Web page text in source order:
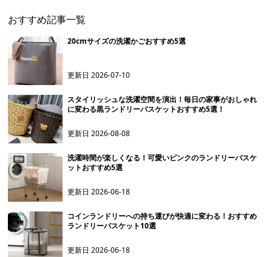
おすすめ記事一覧
20cmサイズの洗濯かごおすすめ5選
更新日2026-07-10
スタイリッシュな洗濯空間を演出！毎日の家事がおしゃれ
に変わる黒ランドリーバスケットおすすめ5選！
更新日2026-08-08
洗濯時間が楽しくなる！可愛いピンクのランドリーバスケ
ットおすすめ5選
更新日2026-06-18
コインランドリーへの持ち運びが快適に変わる！おすすめ
ランドリーバスケット10選
更新日2026-06-18